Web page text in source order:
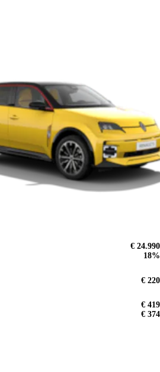
€ 24.990
18%
€ 220
€ 419
€ 374